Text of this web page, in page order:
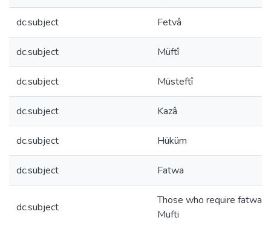
dc.subject Fetvâ
dc.subject Müftî
dc.subject Müsteftî
dc.subject Kazâ
dc.subject Hüküm
dc.subject Fatwa
dc.subject
Those who require fatwa
Mufti